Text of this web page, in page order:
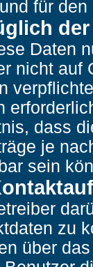
für
Daten
nicht auf
dass
je
sein
zu
über